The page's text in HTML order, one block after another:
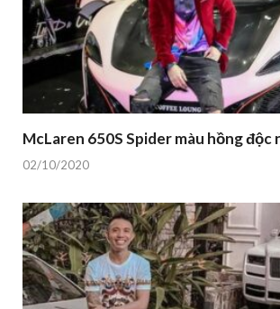
McLaren 650S Spider màu hồng độc
02/10/2020